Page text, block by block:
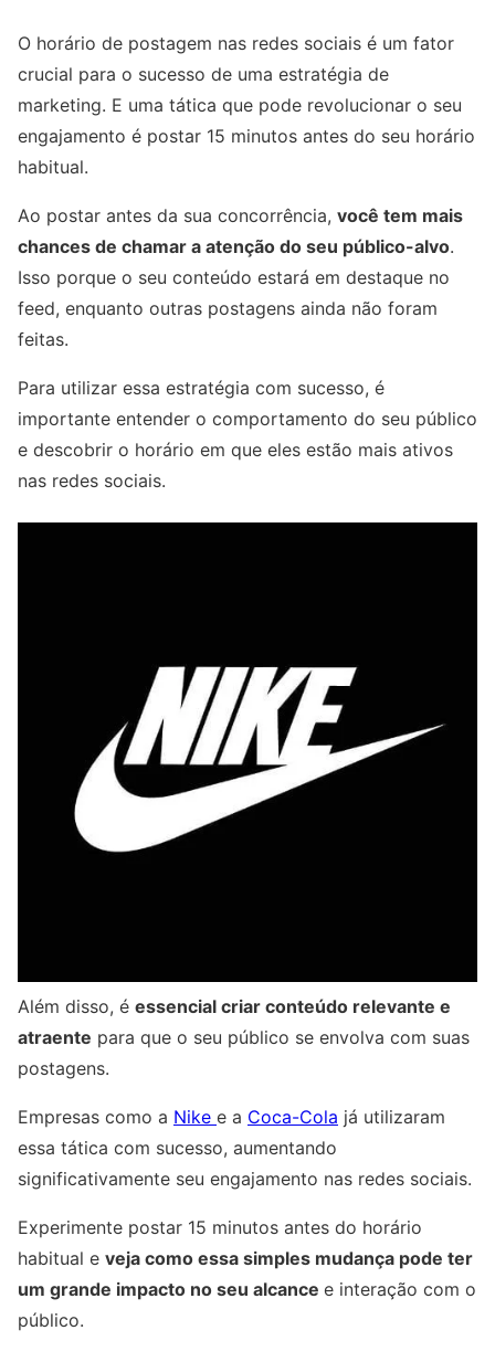
O horário de postagem nas redes sociais é um fator
crucial para o sucesso de uma estratégia de
marketing. E uma tática que pode revolucionar o seu
engajamento é postar 15 minutos antes do seu horário
habitual.
Ao postar antes da sua concorrência, você tem mais
chances de chamar a atenção do seu público-alvo.
Isso porque o seu conteúdo estará em destaque no
feed, enquanto outras postagens ainda não foram
feitas.
Para utilizar essa estratégia com sucesso, é
importante entender o comportamento do seu público
e descobrir o horário em que eles estão mais ativos
nas redes sociais.
Além disso, é essencial criar conteúdo relevante e
atraente para que o seu público se envolva com suas
postagens.
Empresas como a Nike e a Coca-Cola já utilizaram
essa tática com sucesso, aumentando
significativamente seu engajamento nas redes sociais.
Experimente postar 15 minutos antes do horário
habitual e veja como essa simples mudança pode ter
um grande impacto no seu alcance e interação com o
público.